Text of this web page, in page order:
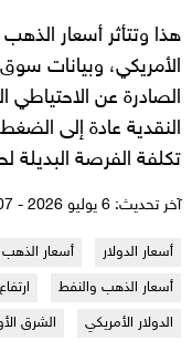
هذا وتتأثر أسعار الذهب
الأمريكي، وبيانات
الصادرة عن
النقدية عادة إلى
تكلفة الفرصة البديلة
آخر تحديث: 6 يوليو 2026 - 12:07
أسعار الدولار أسعار الذهب
أسعار الذهب والنفط
الدولار الأمريكي
الشرق